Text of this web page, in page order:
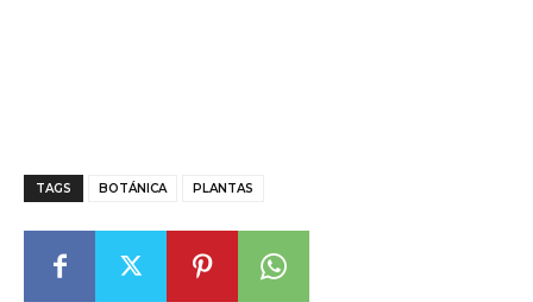
TAGS BOTÁNICA PLANTAS